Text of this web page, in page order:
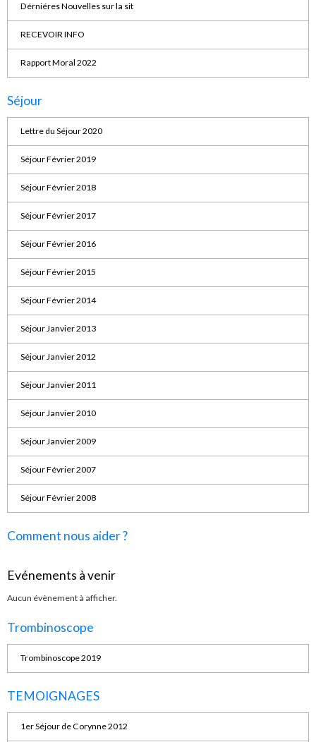
Dérniéres Nouvelles sur la sit
RECEVOIR INFO
Rapport Moral 2022
Séjour
Lettre du Séjour 2020
Séjour Février 2019
Séjour Février 2018
Séjour Février 2017
Séjour Février 2016
Séjour Février 2015
Séjour Février 2014
Séjour Janvier 2013
Séjour Janvier 2012
Séjour Janvier 2011
Séjour Janvier 2010
Séjour Janvier 2009
Séjour Février 2007
Séjour Février 2008
Comment nous aider ?
Evénements à venir
Aucun évènement à afficher.
Trombinoscope
Trombinoscope 2019
TEMOIGNAGES
1er Séjour de Corynne 2012